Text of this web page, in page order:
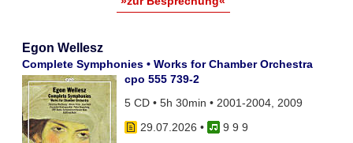
Egon Wellesz
Complete Symphonies • Works for Chamber Orchestra
cpo 555 739-2
5 CD • 5h 30min • 2001-2004, 2009
29.07.2026 •
9 9 9